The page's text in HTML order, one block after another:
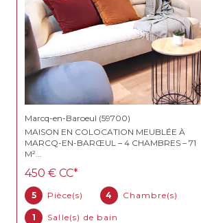
Marcq-en-Baroeul (59700)
MAISON EN COLOCATION MEUBLÉE À
MARCQ-EN-BARŒUL – 4 CHAMBRES – 71
M²...
450 € CC*
5 Pièce(s) 4 Chambre(s)
1 Salle(s) de bain